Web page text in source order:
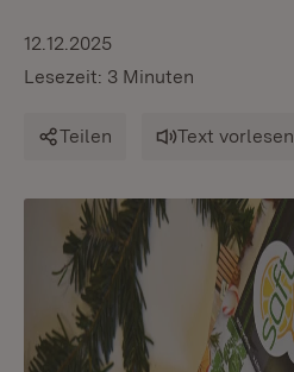
12.12.2025
Lesezeit: 3 Minuten
Teilen Text vorlesen